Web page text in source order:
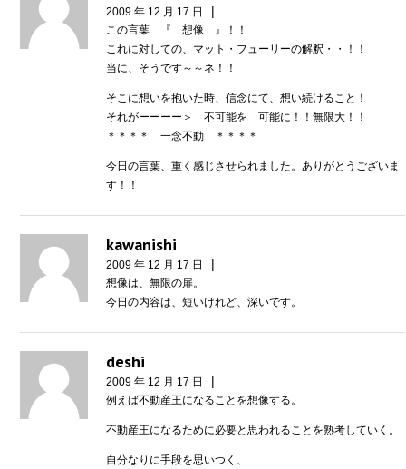
2009 年 12 月 17 日 |
この言葉 『 想像 』！！
これに対しての、マット・フューリーの解釈・・！！
当に、そうです～～ネ！！
そこに想いを抱いた時、信念にて、想い続けること！
それがーーーー＞ 不可能を 可能に！！無限大！！
＊＊＊＊ 一念不動 ＊＊＊＊
今日の言葉、重く感じさせられました。ありがとうございま
す！！
kawanishi
2009 年 12 月 17 日 |
想像は、無限の扉。
今日の内容は、短いけれど、深いです。
deshi
2009 年 12 月 17 日 |
例えば不動産王になることを想像する。
不動産王になるために必要と思われることを熟考していく。
自分なりに手段を思いつく、